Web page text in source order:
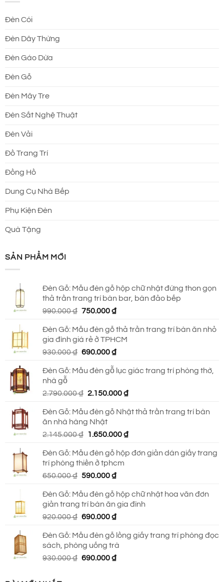
Đèn Cói
Đèn Dây Thừng
Đèn Gáo Dừa
Đèn Gỗ
Đèn Mây Tre
Đèn Sắt Nghệ Thuật
Đèn Vải
Đồ Trang Trí
Đồng Hồ
Dung Cụ Nhà Bếp
Phụ Kiện Đèn
Quà Tặng
SẢN PHẨM MỚI
Đèn Gỗ: Mẫu đèn gỗ hộp chữ nhật đứng thon gọn
thả trần trang trí bàn bar, bàn đảo bếp
990.000₫ Giá
là:
990.000 ₫.
750.000₫Giá
tại
là:
750.000 ₫.
Đèn Gỗ: Mẫu đèn gỗ thả trần trang trí bàn ăn nhỏ
gia đình giá rẻ ở TPHCM
930.000₫ Giá
là:
690.000₫Giá
tại
690.000 ₫.
Đèn Gỗ: Mẫu đèn gỗ lục giác trang trí phòng thờ,
nhà gỗ
2.790.000₫ Giá
là:
2.790.000 ₫.
2.150.000₫Giá
tại
2.150.000 ₫.
Đèn Gỗ: Mẫu đèn gỗ Nhật thả trần trang trí bàn
ăn nhà hàng Nhật
2.145.000₫
Giá
là:
2.145.000 ₫.
1.650.000₫Giá
tại
Đèn Gỗ: Mẫu đèn gỗ hộp đơn giản dán giấy trang
trí phòng thiền ở tphcm
650.000₫ Giá
là:
650.000 ₫.
590.000₫Giá
tại
là:
590.000 ₫.
Đèn Gỗ: Mẫu đèn gỗ hộp chữ nhật hoa văn đơn
giản trang trí bàn ăn gia đình
920.000₫ Giá
là:
920.000 ₫.
690.000₫Giá
tại
là:
690.000 ₫.
Đèn Gỗ: Mẫu đèn gỗ lồng giấy trang trí phòng đọc
sách, phòng uống trà
930.000₫ Giá
690.000₫Giá